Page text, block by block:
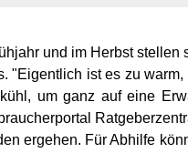
und im Herbst
"Eigentlich ist es zu
um ganz auf eine
ergehen. Für Abhilfe